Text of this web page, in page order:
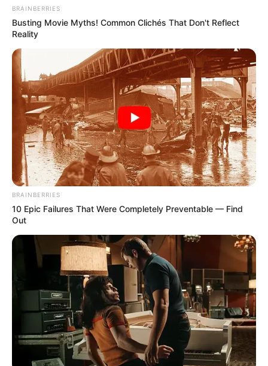
BRAINBERRIES
Busting Movie Myths! Common Clichés That Don't Reflect
Reality
BRAINBERRIES
10 Epic Failures That Were Completely Preventable — Find
Out